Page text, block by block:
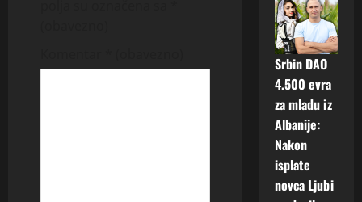
a
Srbin DAO
4.500 evra
za mladu iz
Albanije:
Nakon
isplate
novca Ljubi